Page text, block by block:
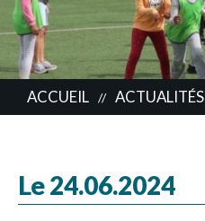
ACCUEIL // ACTUALITÉS
Le 24.06.2024